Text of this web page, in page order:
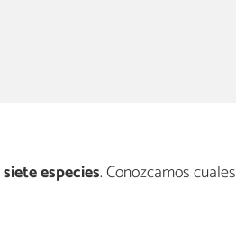
siete especies. Conozcamos cuales